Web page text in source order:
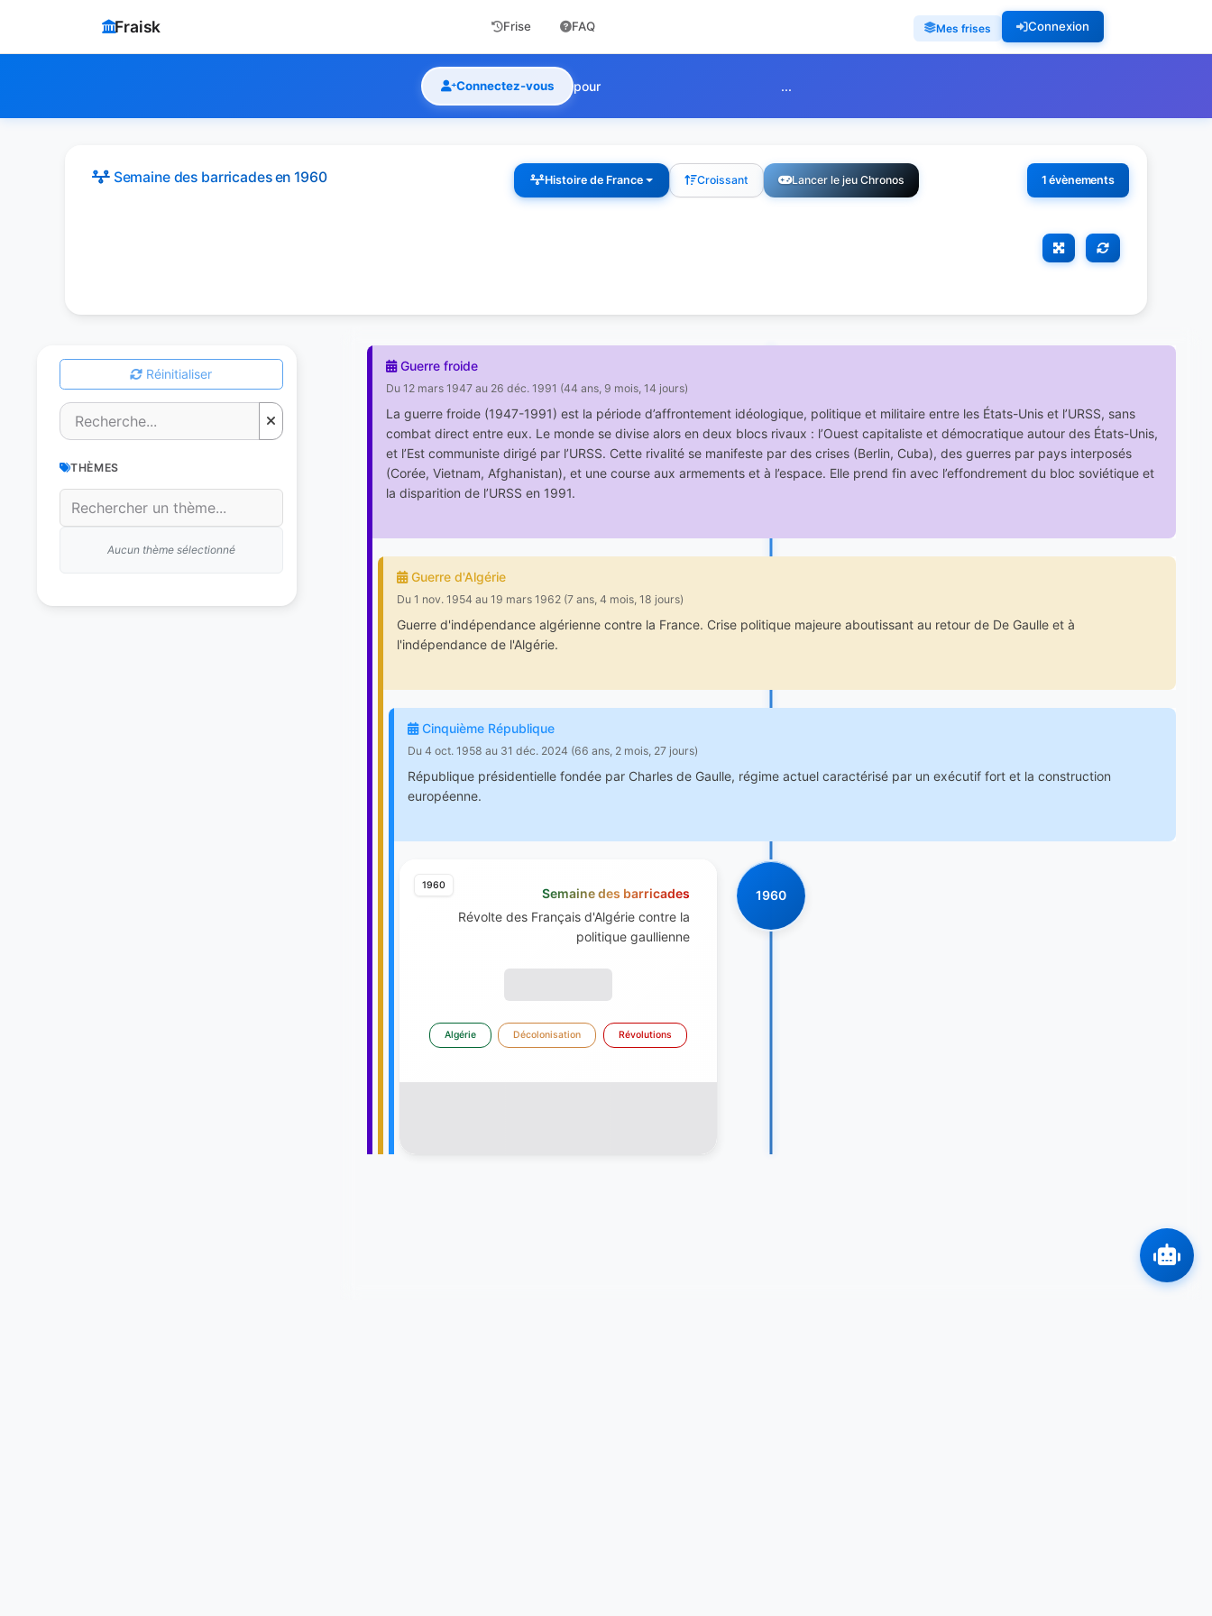
Fraisk Mes frises Connexion
Frise FAQ
Connectez-vous pour ...
1 évènements
Semaine des barricadesen 1960 Histoire de France Croissant Lancer le jeu Chronos
Réinitialiser
THÈMES
Aucun thème sélectionné
Guerre froide
Du 12 mars 1947 au 26 déc. 1991 (44 ans, 9 mois, 14 jours)
La guerre froide (1947-1991) est la période d’affrontement idéologique, politique et militaire entre les États-Unis et l’URSS, sans
combat direct entre eux. Le monde se divise alors en deux blocs rivaux : l’Ouest capitaliste et démocratique autour des États-Unis,
et l’Est communiste dirigé par l’URSS. Cette rivalité se manifeste par des crises (Berlin, Cuba), des guerres par pays interposés
(Corée, Vietnam, Afghanistan), et une course aux armements et à l’espace. Elle prend fin avec l’effondrement du bloc soviétique et
la disparition de l’URSS en 1991.
Guerre d'Algérie
Du 1 nov. 1954 au 19 mars 1962 (7 ans, 4 mois, 18 jours)
Guerre d'indépendance algérienne contre la France. Crise politique majeure aboutissant au retour de De Gaulle et à
l'indépendance de l'Algérie.
Cinquième République
Du 4 oct. 1958 au 31 déc. 2024 (66 ans, 2 mois, 27 jours)
République présidentielle fondée par Charles de Gaulle, régime actuel caractérisé par un exécutif fort et la construction
européenne.
1960
1960
Semaine des barricades
Révolte des Français d'Algérie contre la
politique gaullienne
Algérie Décolonisation Révolutions